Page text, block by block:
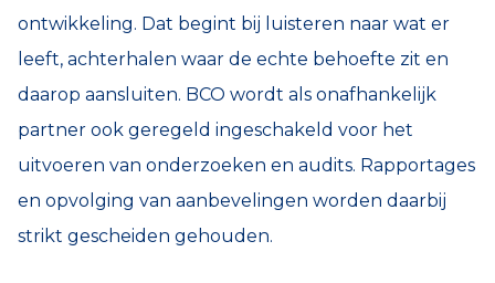
ontwikkeling. Dat begint bij luisteren naar wat er
leeft, achterhalen waar de echte behoefte zit en
daarop aansluiten. BCO wordt als onafhankelijk
partner ook geregeld ingeschakeld voor het
uitvoeren van onderzoeken en audits. Rapportages
en opvolging van aanbevelingen worden daarbij
strikt gescheiden gehouden.